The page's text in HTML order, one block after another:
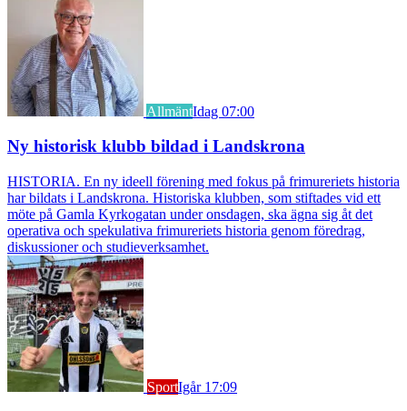
AllmäntIdag 07:00
Ny historisk klubb bildad i Landskrona
HISTORIA. En ny ideell förening med fokus på frimureriets historia
har bildats i Landskrona. Historiska klubben, som stiftades vid ett
möte på Gamla Kyrkogatan under onsdagen, ska ägna sig åt det
operativa och spekulativa frimureriets historia genom föredrag,
diskussioner och studieverksamhet.
SportIgår 17:09